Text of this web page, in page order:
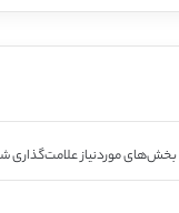
بخش‌های موردنیاز علامت‌گذاری